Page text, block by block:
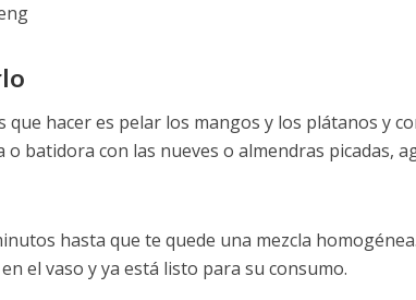
que hacer es pelar los mangos y los plátanos y
o batidora con las nueves o almendras picadas,
hasta que te quede una mezcla
el vaso y ya está listo para su consumo.